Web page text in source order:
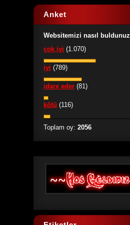
Anket
Websitemizi nasıl buldunuz
çok iyi (1.070)
iyi (789)
idare eder (81)
kötü (116)
Toplam oy: 2056